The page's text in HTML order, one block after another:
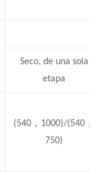
Seco, de una sola
etapa
(540 ， 1000)/(540 ，
750)